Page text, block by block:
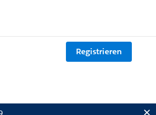
Registrieren